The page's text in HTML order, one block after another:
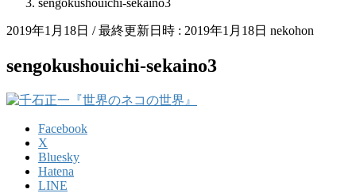
sengokushouichi-sekaino3
2019年1月18日 / 最終更新日時 : 2019年1月18日 nekohon
sengokushouichi-sekaino3
Facebook
X
Bluesky
Hatena
LINE